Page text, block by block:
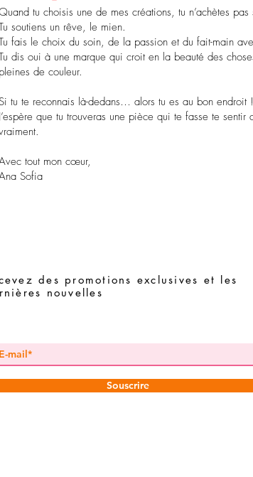
tu choisis une de mes créations, tu n’achètes
soutiens un rêve, le mien.
fais le choix du soin, de la passion et du fait-main
dis oui à une marque qui croit en la beauté des
pleines de couleur.
tu te reconnais là-dedans… alors tu es au bon endroit
J’espère que tu trouveras une pièce qui te fasse te sentir
tout mon cœur,
Sofia
des promotions exclusives et les
nouvelles
Souscrire